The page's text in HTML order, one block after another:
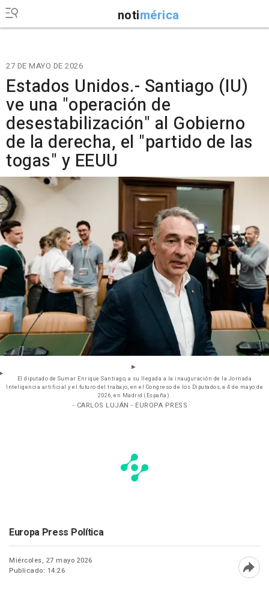
notimérica
27 DE MAYO DE 2026
Estados Unidos.- Santiago (IU)
ve una "operación de
desestabilización" al Gobierno
de la derecha, el "partido de las
togas" y EEUU
El diputado de Sumar Enrique Santiago, a su llegada a la inauguración de la Jornada
Inteligencia artificial y el futuro del trabajo, en el Congreso de los Diputados, a 4 de mayo de
2026, en Madrid (España).
- CARLOS LUJÁN - EUROPA PRESS
Europa Press Política
Miércoles, 27 mayo 2026
Publicado: 14:26